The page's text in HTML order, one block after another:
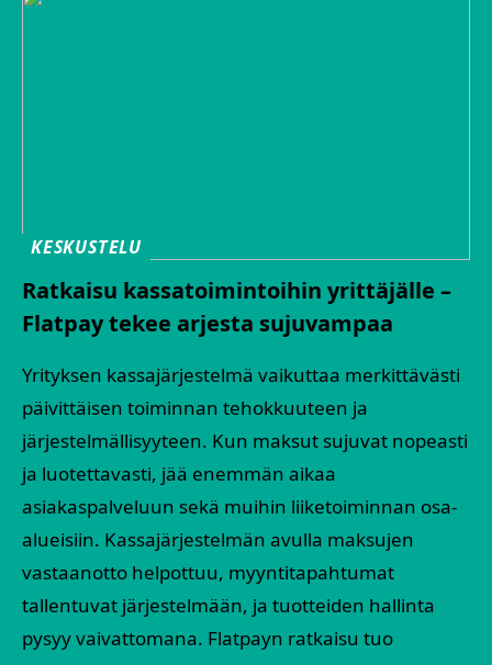
KESKUSTELU
Ratkaisu kassatoimintoihin yrittäjälle –
Flatpay tekee arjesta sujuvampaa
Yrityksen kassajärjestelmä vaikuttaa merkittävästi
päivittäisen toiminnan tehokkuuteen ja
järjestelmällisyyteen. Kun maksut sujuvat nopeasti
ja luotettavasti, jää enemmän aikaa
asiakaspalveluun sekä muihin liiketoiminnan osa-
alueisiin. Kassajärjestelmän avulla maksujen
vastaanotto helpottuu, myyntitapahtumat
tallentuvat järjestelmään, ja tuotteiden hallinta
pysyy vaivattomana. Flatpayn ratkaisu tuo